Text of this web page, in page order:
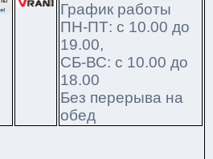
График работы
ПН-ПТ: с 10.00 до
19.00,
СБ-ВС: с 10.00 до
18.00
Без перерыва на
обед